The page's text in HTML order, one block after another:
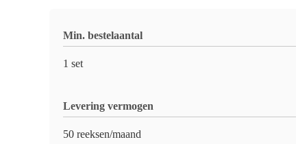
Min. bestelaantal
1 set
Levering vermogen
50 reeksen/maand